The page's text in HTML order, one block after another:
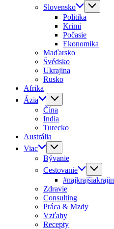
Slovensko
Politika
Krimi
Počasie
Ekonomika
Maďarsko
Švédsko
Ukrajina
Rusko
Afrika
Ázia
Čína
India
Turecko
Austrália
Viac
Bývanie
Cestovanie
Zdravie
Consulting
Práca & Mzdy
Vzťahy
Recepty